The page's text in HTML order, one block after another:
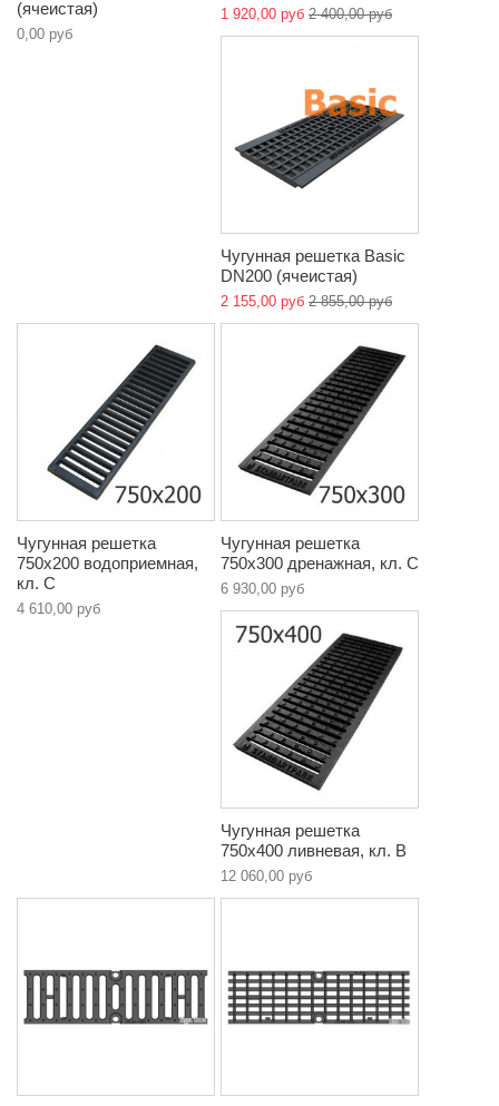
(ячеистая)
0,00 руб
1 920,00 руб 2 400,00 руб
Чугунная решетка Basic
DN200 (ячеистая)
2 155,00 руб 2 855,00 руб
Чугунная решетка
750х200 водоприемная,
кл. C
4 610,00 руб
Чугунная решетка
750х300 дренажная, кл. C
6 930,00 руб
Чугунная решетка
750х400 ливневая, кл. В
12 060,00 руб